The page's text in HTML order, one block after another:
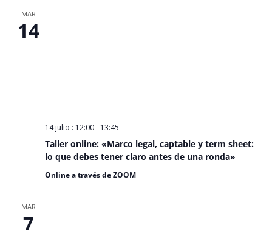
MAR
14
Taller online: «Marco legal, captable y term sheet:
lo que debes tener claro antes de una ronda»
14 julio : 12:00- 13:45
Online a través de ZOOM
MAR
7